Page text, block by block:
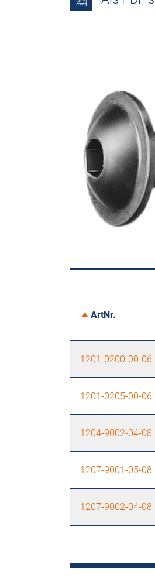
ArtNr.
1201-0200-00-06
1201-0205-00-06
1204-9002-04-08
1207-9001-05-08
1207-9002-04-08